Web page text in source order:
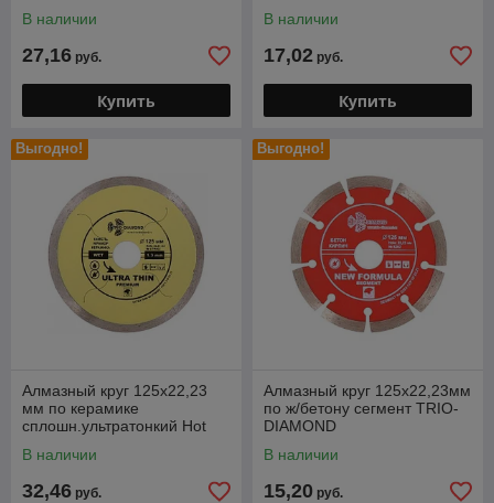
В наличии
27,16 руб.
Купить
В наличии
17,02 руб.
Купить
Выгодно!
Алмазный круг 125х22,23
мм по керамике
сплошн.ультратонкий Hot
В наличии
32,46 руб.
Выгодно!
Алмазный круг 125х22,23мм
по ж/бетону сегмент TRIO-
DIAMOND
В наличии
15,20 руб.